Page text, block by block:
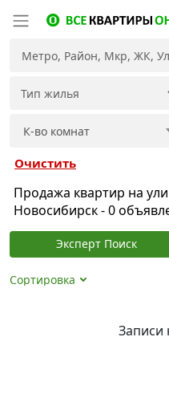
Очистить
Продажа квартир на
Новосибирск - 0
Эксперт Поиск
Сортировка
Записи